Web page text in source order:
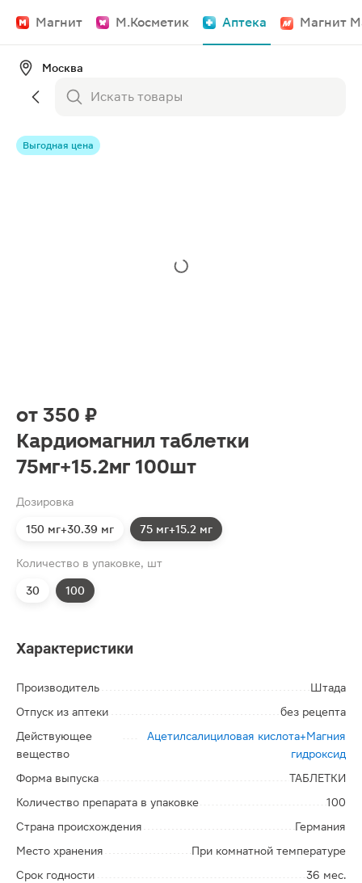
Магнит М.Косметик Аптека Магнит
Москва
Выгодная цена
от 350 ₽
Кардиомагнил таблетки
75мг+15.2мг 100шт
Дозировка
150 мг+30.39 мг 75 мг+15.2 мг
Количество в упаковке, шт
30 100
Характеристики
Производитель
Штада
Отпуск из аптеки
без рецепта
Действующее
вещество
Ацетилсалициловая кислота+Магния
гидроксид
Форма выпуска
ТАБЛЕТКИ
Количество препарата в упаковке
100
Страна происхождения
Германия
Место хранения
При комнатной температуре
Срок годности
36 мес.